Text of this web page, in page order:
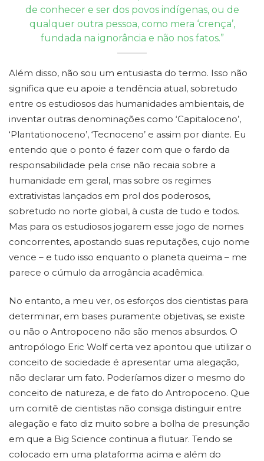
de conhecer e ser dos povos indígenas, ou de
qualquer outra pessoa, como mera ‘crença’,
fundada na ignorância e não nos fatos.”
Além disso, não sou um entusiasta do termo. Isso não
significa que eu apoie a tendência atual, sobretudo
entre os estudiosos das humanidades ambientais, de
inventar outras denominações como ‘Capitaloceno’,
‘Plantationoceno’, ‘Tecnoceno’ e assim por diante. Eu
entendo que o ponto é fazer com que o fardo da
responsabilidade pela crise não recaia sobre a
humanidade em geral, mas sobre os regimes
extrativistas lançados em prol dos poderosos,
sobretudo no norte global, à custa de tudo e todos.
Mas para os estudiosos jogarem esse jogo de nomes
concorrentes, apostando suas reputações, cujo nome
vence – e tudo isso enquanto o planeta queima – me
parece o cúmulo da arrogância acadêmica.
No entanto, a meu ver, os esforços dos cientistas para
determinar, em bases puramente objetivas, se existe
ou não o Antropoceno não são menos absurdos. O
antropólogo Eric Wolf certa vez apontou que utilizar o
conceito de sociedade é apresentar uma alegação,
não declarar um fato. Poderíamos dizer o mesmo do
conceito de natureza, e de fato do Antropoceno. Que
um comitê de cientistas não consiga distinguir entre
alegação e fato diz muito sobre a bolha de presunção
em que a Big Science continua a flutuar. Tendo se
colocado em uma plataforma acima e além do